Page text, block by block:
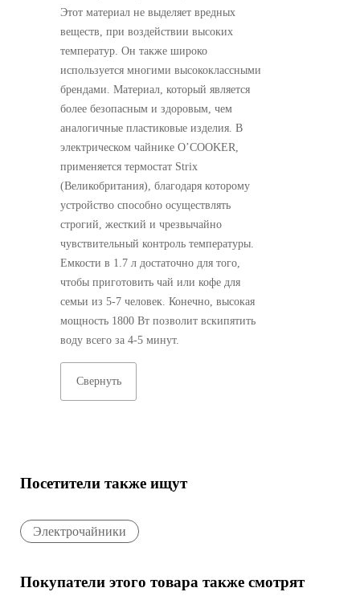
Этот материал не выделяет вредных
веществ, при воздействии высоких
температур. Он также широко
используется многими высококлассными
брендами. Материал, который является
более безопасным и здоровым, чем
аналогичные пластиковые изделия. В
электрическом чайнике O’COOKER,
применяется термостат Strix
(Великобритания), благодаря которому
устройство способно осуществлять
строгий, жесткий и чрезвычайно
чувствительный контроль температуры.
Емкости в 1.7 л достаточно для того,
чтобы приготовить чай или кофе для
семьи из 5-7 человек. Конечно, высокая
мощность 1800 Вт позволит вскипятить
воду всего за 4-5 минут.
Свернуть
Посетители также ищут
Электрочайники
Покупатели этого товара также смотрят